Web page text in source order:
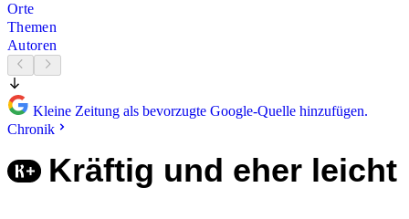
Orte
Themen
Autoren
Kleine Zeitung als bevorzugte Google-Quelle hinzufügen.
Chronik
Kräftig und eher leicht